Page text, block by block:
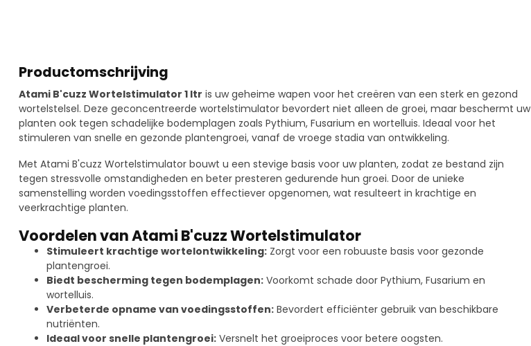
Productomschrijving
Atami B'cuzz Wortelstimulator 1 ltr is uw geheime wapen voor het creëren van een sterk en gezond
wortelstelsel. Deze geconcentreerde wortelstimulator bevordert niet alleen de groei, maar beschermt uw
planten ook tegen schadelijke bodemplagen zoals Pythium, Fusarium en wortelluis. Ideaal voor het
stimuleren van snelle en gezonde plantengroei, vanaf de vroege stadia van ontwikkeling.
Met Atami B'cuzz Wortelstimulator bouwt u een stevige basis voor uw planten, zodat ze bestand zijn
tegen stressvolle omstandigheden en beter presteren gedurende hun groei. Door de unieke
samenstelling worden voedingsstoffen effectiever opgenomen, wat resulteert in krachtige en
veerkrachtige planten.
Voordelen van Atami B'cuzz Wortelstimulator
Stimuleert krachtige wortelontwikkeling: Zorgt voor een robuuste basis voor gezonde
plantengroei.
Biedt bescherming tegen bodemplagen: Voorkomt schade door Pythium, Fusarium en
wortelluis.
Verbeterde opname van voedingsstoffen: Bevordert efficiënter gebruik van beschikbare
nutriënten.
Ideaal voor snelle plantengroei: Versnelt het groeiproces voor betere oogsten.